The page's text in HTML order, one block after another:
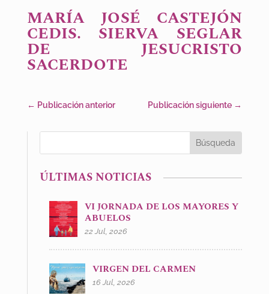
MARÍA JOSÉ CASTEJÓN
CEDIS. SIERVA SEGLAR
DE JESUCRISTO
SACERDOTE
← Publicación anterior Publicación siguiente →
ÚLTIMAS NOTICIAS
VI JORNADA DE LOS MAYORES Y
ABUELOS
22 Jul, 2026
VIRGEN DEL CARMEN
16 Jul, 2026